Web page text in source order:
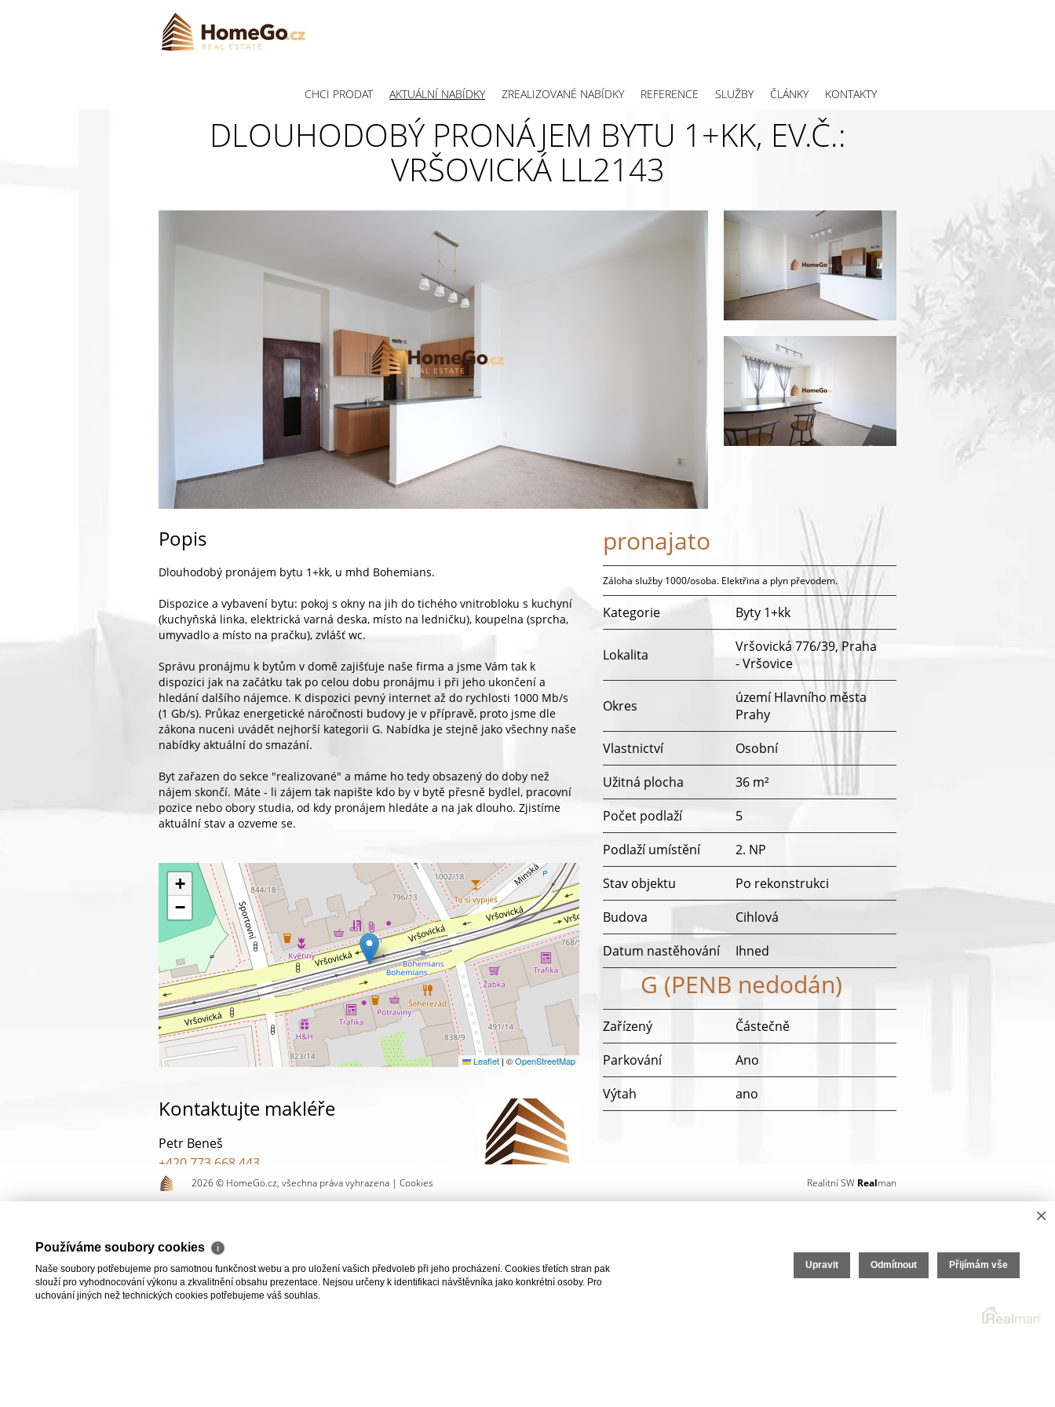
CHCI PRODAT AKTUÁLNÍ NABÍDKY ZREALIZOVANÉ NABÍDKY REFERENCE SLUŽBY ČLÁNKY KONTAKTY
DLOUHODOBÝ PRONÁJEM BYTU 1+KK, EV.Č.:
VRŠOVICKÁ LL2143
Popis
Dlouhodobý pronájem bytu 1+kk, u mhd Bohemians.
Dispozice a vybavení bytu: pokoj s okny na jih do tichého vnitrobloku s kuchyní
(kuchyňská linka, elektrická varná deska, místo na ledničku), koupelna (sprcha,
umyvadlo a místo na pračku), zvlášť wc.
Správu pronájmu k bytům v domě zajišťuje naše firma a jsme Vám tak k
dispozici jak na začátku tak po celou dobu pronájmu i při jeho ukončení a
hledání dalšího nájemce. K dispozici pevný internet až do rychlosti 1000 Mb/s
(1 Gb/s). Průkaz energetické náročnosti budovy je v přípravě, proto jsme dle
zákona nuceni uvádět nejhorší kategorii G. Nabídka je stejně jako všechny naše
nabídky aktuální do smazání.
Byt zařazen do sekce "realizované" a máme ho tedy obsazený do doby než
nájem skončí. Máte - li zájem tak napište kdo by v bytě přesně bydlel, pracovní
pozice nebo obory studia, od kdy pronájem hledáte a na jak dlouho. Zjistíme
aktuální stav a ozveme se.
+
−
Leaflet |©OpenStreetMap
Kontaktujte makléře
Petr Beneš
+420 773 668 443
pronajem.bytu@homego.cz
pronajato
Záloha služby 1000/osoba. Elektřina a plyn převodem.
Kategorie Byty 1+kk
Lokalita
Vršovická 776/39, Praha
- Vršovice
Okres
území Hlavního města
Prahy
Vlastnictví
Osobní
Užitná plocha
36 m²
Počet podlaží
5
Podlaží umístění
2. NP
Stav objektu
Po rekonstrukci
Budova
Cihlová
Datum nastěhování
Ihned
G (PENB nedodán)
Zařízený
Částečně
Parkování
Ano
Výtah
ano
2026 © HomeGo.cz, všechna práva vyhrazena | Cookies Realitní SW Realman
×
Používáme soubory cookies ℹ
Naše soubory potřebujeme pro samotnou funkčnost webu a pro uložení vašich předvoleb při jeho procházení. Cookies třetích stran pak
slouží pro vyhodnocování výkonu a zkvalitnění obsahu prezentace. Nejsou určeny k identifikaci návštěvníka jako konkrétní osoby. Pro
uchování jiných než technických cookies potřebujeme váš souhlas.
Upravit Odmítnout Přijímám vše